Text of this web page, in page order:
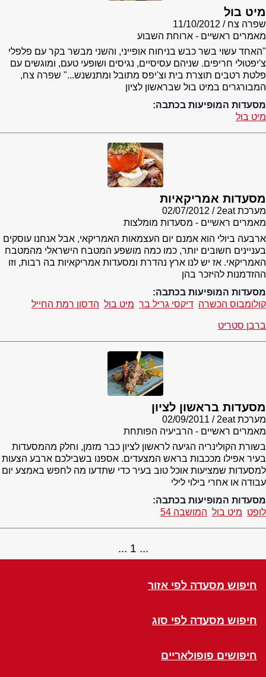
מיט בול
שפרה צח
11/10/2012
מאמרים ראשיים - ארוחת השבוע
"האחד עשוי בשר כבש בניחוח אופייני, והשני מבשר בקר עם פלפלי
צ'יפטולי חריפים. שניהם עסיסיים, נגיסים ושופעי טעם, ומוגשים עם
פלטת רטבים תוצרת בית וצ'יפס מתובל ומתנשנש..." שפרה צח,
המבורגרים במיט בול שבראשון לציון
מסעדות המופיעות בכתבה:
מיט בול
מסעדות אמריקאיות
מערכת 2eat
02/07/2012
מאמרים ראשיים - מסעדות מומלצות
ארבעה ביולי הוא אמנם יום העצמאות האמריקאי, אבל אנחנו עוסקים
בעניינים חשובים יותר, כמו כמה מושפע המטבח הישראלי מהמטבח
האמריקאי. אז יש לנו ארץ נהדרת ומסעדות אמריקאיות בה רבות, וזו
ההזדמנות להיזכר בהן
מסעדות המופיעות בכתבה:
קולומבוס הכשרה דיקסי גריל בר מיט בול הדסון רמת החייל
ברבן סטריט
מסעדות בראשון לציון
מערכת 2eat
02/09/2011
מאמרים ראשיים - הרביעיה הפותחת
בשורת הקולינריה הגיעה לראשון לציון כבר מזמן, וחלק מהמסעדות
בעיר אפילו מככבות בראש המצעדים. אספנו בשבילכם ארבע הצעות
למסעדות שמציעות אוכל טוב בעיר כדי שתדעו מה לחפש באמצע יום
עבודה או אחרי בילוי לילי
מסעדות המופיעות בכתבה:
לופט מיט בול המושבה 54
1
חיפוש מסעדה לפי אזור
חיפוש מסעדה לפי סוג
חיפושים פופולאריים